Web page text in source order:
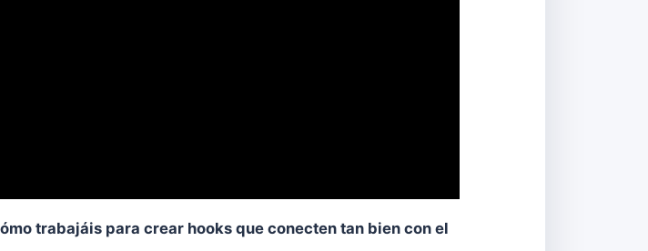
trabajáis para crear hooks que conecten tan bien con el